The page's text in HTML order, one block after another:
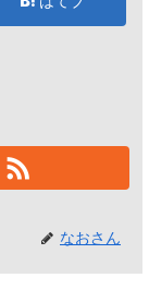
なおさん